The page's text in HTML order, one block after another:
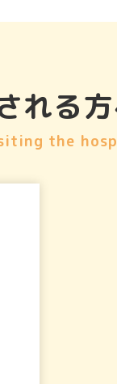
れる
the